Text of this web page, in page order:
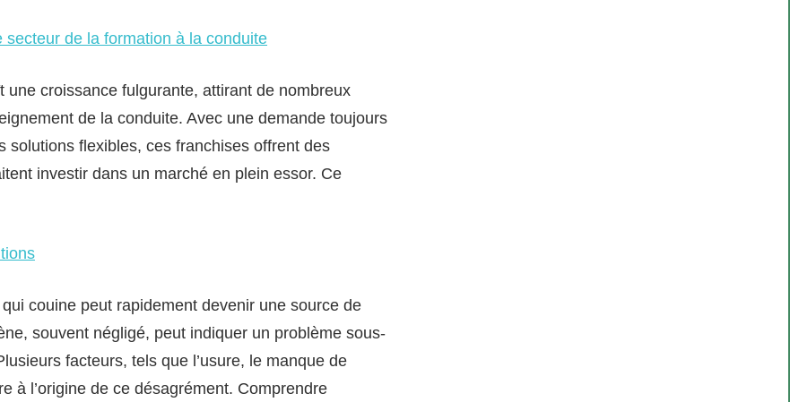
de la formation à la conduite
une croissance fulgurante, attirant de nombreux
de la conduite. Avec une demande toujours
solutions flexibles, ces franchises offrent des
investir dans un marché en plein essor. Ce
couine peut rapidement devenir une source de
souvent négligé, peut indiquer un problème sous-
facteurs, tels que l’usure, le manque de
à l’origine de ce désagrément. Comprendre